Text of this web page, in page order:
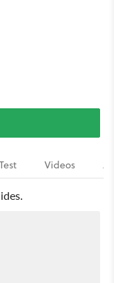
Test Videos